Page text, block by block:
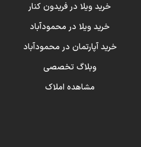
خرید ویلا در فریدون کنار
خرید ویلا در محمودآباد
خرید آپارتمان در محمودآباد
وبلاگ تخصصی
مشاهده املاک